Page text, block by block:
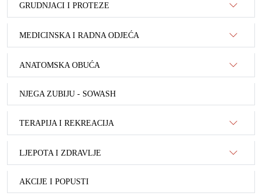
GRUDNJACI I PROTEZE
MEDICINSKA I RADNA ODJEĆA
ANATOMSKA OBUĆA
NJEGA ZUBIJU - SOWASH
TERAPIJA I REKREACIJA
LJEPOTA I ZDRAVLJE
AKCIJE I POPUSTI